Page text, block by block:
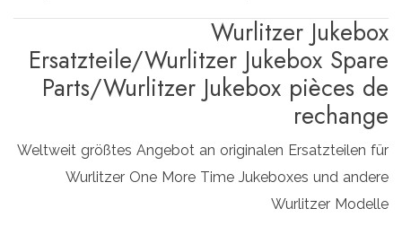
Wurlitzer Jukebox
Ersatzteile/Wurlitzer Jukebox Spare
Parts/Wurlitzer Jukebox pièces de
rechange
Weltweit größtes Angebot an originalen Ersatzteilen für
Wurlitzer One More Time Jukeboxes und andere
Wurlitzer Modelle